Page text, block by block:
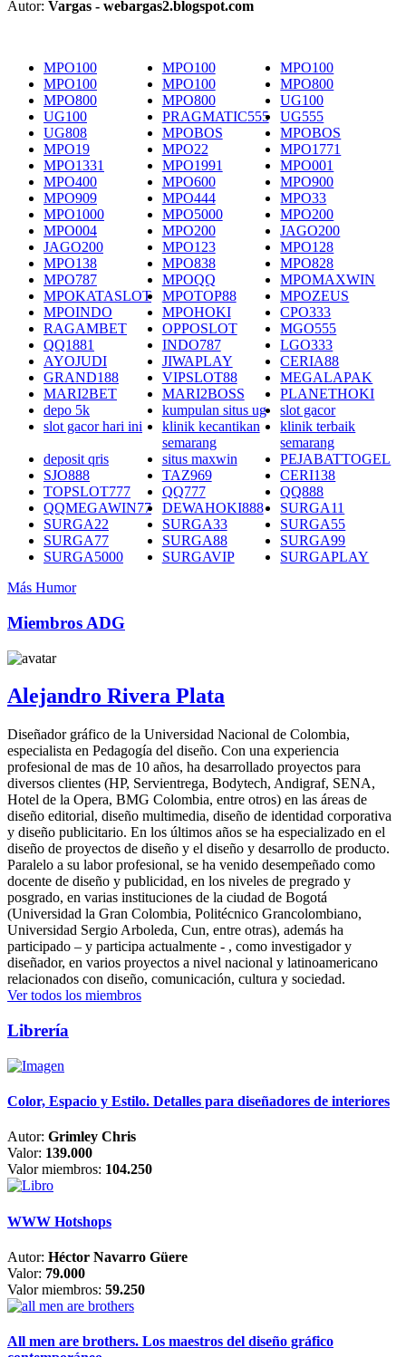
Autor: Vargas - webargas2.blogspot.com
MPO100 MPO100
MPO100
MPO100
MPO100
MPO800
MPO800
MPO800
UG100
UG100
PRAGMATIC555
UG555
UG808
MPOBOS
MPOBOS
MPO19
MPO22
MPO1771
MPO1331
MPO1991
MPO001
MPO400
MPO600
MPO900
MPO909
MPO444
MPO33
MPO1000
MPO5000
MPO200
MPO004
MPO200
JAGO200
JAGO200
MPO123
MPO128
MPO138
MPO838
MPO828
MPO787
MPOQQ
MPOMAXWIN
MPOKATASLOT
MPOTOP88
MPOZEUS
MPOINDO
MPOHOKI
CPO333
RAGAMBET
OPPOSLOT
MGO555
QQ1881
INDO787
LGO333
AYOJUDI
JIWAPLAY
CERIA88
GRAND188
VIPSLOT88
MEGALAPAK
MARI2BET
MARI2BOSS
PLANETHOKI
depo 5k
kumpulan situs ug
slot gacor
slot gacor hari ini
klinik kecantikan
semarang
klinik terbaik
semarang
deposit qris
situs maxwin
PEJABATTOGEL
SJO888
TAZ969
CERI138
TOPSLOT777
QQ777
QQ888
QQMEGAWIN77
DEWAHOKI888
SURGA11
SURGA22
SURGA33
SURGA55
SURGA77
SURGA88
SURGA99
SURGA5000
SURGAVIP
SURGAPLAY
Más Humor
Miembros ADG
Alejandro Rivera Plata
Diseñador gráfico de la Universidad Nacional de Colombia,
especialista en Pedagogía del diseño. Con una experiencia
profesional de mas de 10 años, ha desarrollado proyectos para
diversos clientes (HP, Servientrega, Bodytech, Andigraf, SENA,
Hotel de la Opera, BMG Colombia, entre otros) en las áreas de
diseño editorial, diseño multimedia, diseño de identidad corporativa
y diseño publicitario. En los últimos años se ha especializado en el
diseño de proyectos de diseño y el diseño y desarrollo de producto.
Paralelo a su labor profesional, se ha venido desempeñado como
docente de diseño y publicidad, en los niveles de pregrado y
posgrado, en varias instituciones de la ciudad de Bogotá
(Universidad la Gran Colombia, Politécnico Grancolombiano,
Universidad Sergio Arboleda, Cun, entre otras), además ha
participado – y participa actualmente - , como investigador y
diseñador, en varios proyectos a nivel nacional y latinoamericano
relacionados con diseño, comunicación, cultura y sociedad.
Ver todos los miembros
Librería
Color, Espacio y Estilo. Detalles para diseñadores de interiores
Autor: Grimley Chris
Valor: 139.000
Valor miembros: 104.250
WWW Hotshops
Autor: Héctor Navarro Güere
Valor: 79.000
Valor miembros: 59.250
All men are brothers. Los maestros del diseño gráfico